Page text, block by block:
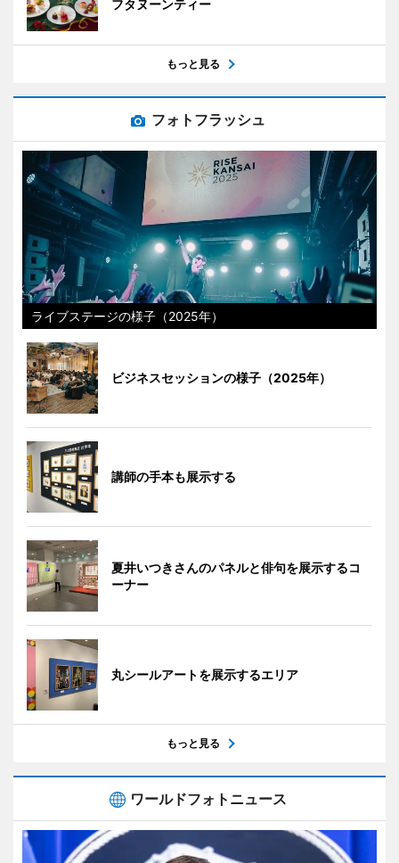
フタヌーンティー
もっと見る
フォトフラッシュ
ライブステージの様子（2025年）
ビジネスセッションの様子（2025年）
講師の手本も展示する
夏井いつきさんのパネルと俳句を展示するコ
ーナー
丸シールアートを展示するエリア
もっと見る
ワールドフォトニュース